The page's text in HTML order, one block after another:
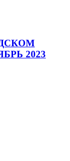
2023